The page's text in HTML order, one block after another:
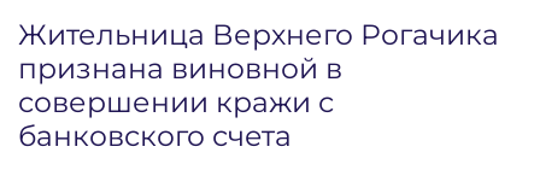
Жительница Верхнего Рогачика
признана виновной в
совершении кражи с
банковского счета